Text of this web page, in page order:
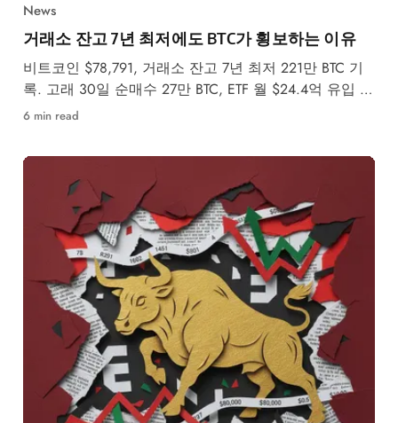
News
거래소 잔고 7년 최저에도 BTC가 횡보하는 이유
비트코인 $78,791, 거래소 잔고 7년 최저 221만 BTC 기
록. 고래 30일 순매수 27만 BTC, ETF 월 $24.4억 유입 속
5월 강세·약세 시나리오를 분석합니다.
6 min read